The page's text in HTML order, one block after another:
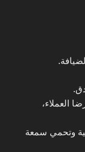
العملاء،
وتحمي سمعة